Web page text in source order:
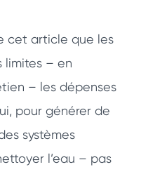
cet article que les
limites – en
– les dépenses
pour générer de
systèmes
l’eau – pas